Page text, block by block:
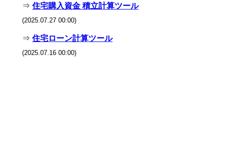
⇒ 住宅購入資金 積立計算ツール
(2025.07.27 00:00)
⇒ 住宅ローン計算ツール
(2025.07.16 00:00)